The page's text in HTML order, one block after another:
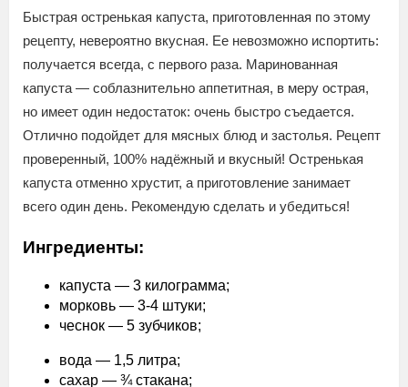
Быстрая остренькая капуста, приготовленная по этому
рецепту, невероятно вкусная. Ее невозможно испортить:
получается всегда, с первого раза. Маринованная
капуста — соблазнительно аппетитная, в меру острая,
но имеет один недостаток: очень быстро съедается.
Отлично подойдет для мясных блюд и застолья. Рецепт
проверенный, 100% надёжный и вкусный! Остренькая
капуста отменно хрустит, а приготовление занимает
всего один день. Рекомендую сделать и убедиться!
Ингредиенты:
капуста — 3 килограмма;
морковь — 3-4 штуки;
чеснок — 5 зубчиков;
вода — 1,5 литра;
сахар — ¾ стакана;